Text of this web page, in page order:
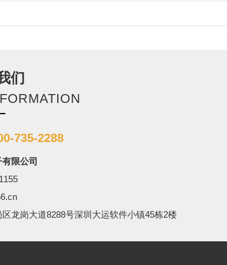
们
735-2288
限公司
龙岗大道8288号深圳大运软件小镇45栋2楼